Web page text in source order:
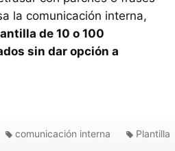
la comunicación interna,
de 10 o 100
sin dar opción a
comunicación interna Plantilla